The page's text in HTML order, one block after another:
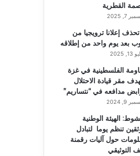
القطرية
7, 2025
إعلانا ترويجيا من
بعد يوم واحد من إطلاقه
2025
الفلسطينية في غزة
مقر قيادة الاحتلال
مدافعه في “نتساريم”
9, 2024
الهيئة الوطنية
تنظم يوما لتبادل
حول آليات رقمنة
التوثيقي